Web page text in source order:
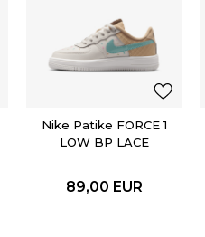
Nike Patike FORCE 1
LOW BP LACE
89,00 EUR